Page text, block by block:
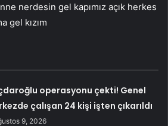
nerdesin gel kapımız açık herkes
gel kızım
operasyonu çekti! Genel
çalışan 24 kişi işten çıkarıldı
9, 2026